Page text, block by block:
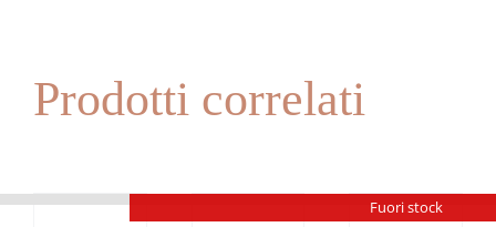
Prodotti correlati
Fuori stock